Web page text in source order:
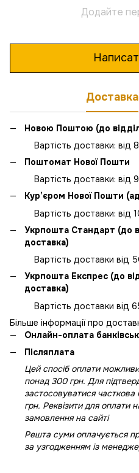
Додайте
Доставка
Новою Поштою (до
Вартість доставки: від
Поштомат Нової Пошти
Вартість доставки: від
Кур’єром Нової Пошти
Вартість доставки: від
Укрпошта Стандарт (до
доставка)
Вартість доставки від
Укрпошта Експрес (до
доставка)
Вартість доставки від
Більше інформації про
Онлайн-оплата
Післяплата
Цей спосіб оплати
понад 300 грн. Для
застосовуватися
грн. Реквізити для оплати
замовлення на сайті
Решта суми оплачується
за узгодженням із